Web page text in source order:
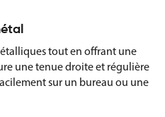
tout en offrant une
une tenue droite et régulière
sur un bureau ou une